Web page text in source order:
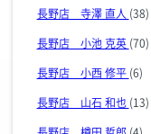
長野店 寺澤 直人 (38)
長野店 小池 克英 (70)
長野店 小西 修平 (6)
長野店 山石 和也 (13)